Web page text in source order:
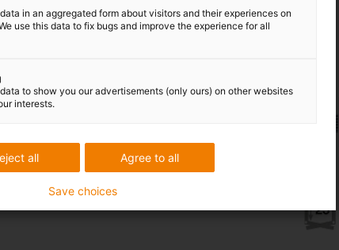
in an aggregated form about visitors and their experiences on
use this data to fix bugs and improve the experience for all
to show you our advertisements (only ours) on other websites
interests.
Agree to all
all
Save choices